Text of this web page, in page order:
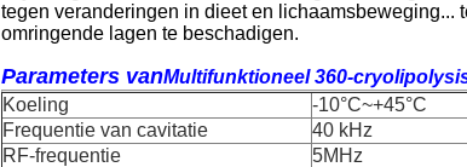
tegen veranderingen in dieet en
omringende lagen te beschadigen.
Parameters vanMultifunktioneel 360-
Koeling
-10°C~+45°C
Frequentie van cavitatie
40 kHz
RF-frequentie
5MHz